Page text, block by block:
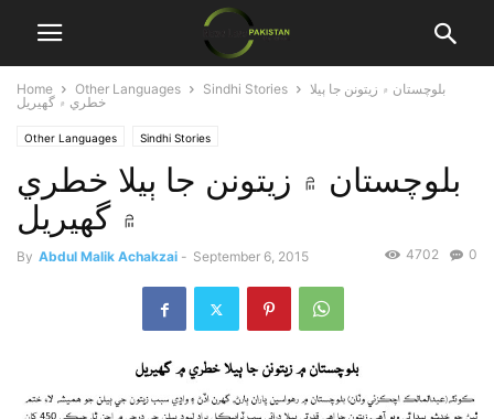
Home Other Languages Sindhi Stories
بلوچستان ۾ زيتونن جا ٻيلا
خطري ۾ گهيريل
Other Languages Sindhi Stories
بلوچستان ۾ زيتونن جا ٻيلا خطري
۾ گهيريل
By Abdul Malik Achakzai - September 6, 2015 0
4702